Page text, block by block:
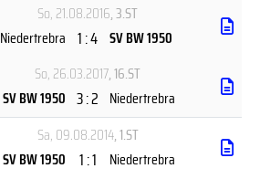
So, 21.08.2016, 3.ST
Niedertrebra 1 : 4 SV BW 1950
So, 26.03.2017, 16.ST
SV BW 1950 3 : 2 Niedertrebra
Sa, 09.08.2014, 1.ST
SV BW 1950
1 : 1
Niedertrebra